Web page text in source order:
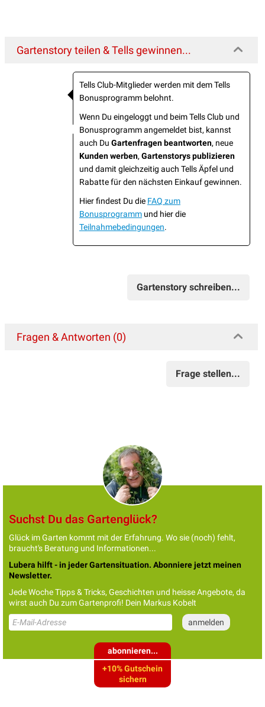
Gartenstory teilen & Tells gewinnen...
Tells Club-Mitglieder werden mit dem Tells
Bonusprogramm belohnt.
Wenn Du eingeloggt und beim Tells Club und
Bonusprogramm angemeldet bist, kannst
auch Du Gartenfragen beantworten, neue
Kunden werben, Gartenstorys publizieren
und damit gleichzeitig auch Tells Äpfel und
Rabatte für den nächsten Einkauf gewinnen.
Hier findest Du die FAQ zum
Bonusprogramm und hier die
Teilnahmebedingungen.
Gartenstory schreiben...
Fragen & Antworten (0)
Frage stellen...
Suchst Du das Gartenglück?
Glück im Garten kommt mit der Erfahrung. Wo sie (noch) fehlt,
braucht's Beratung und Informationen...
Lubera hilft - in jeder Gartensituation. Abonniere jetzt meinen
Newsletter.
Jede Woche Tipps & Tricks, Geschichten und heisse Angebote, da
wirst auch Du zum Gartenprofi! Dein Markus Kobelt
abonnieren...
+10% Gutschein
sichern